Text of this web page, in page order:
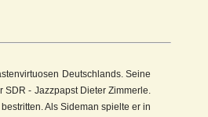
Deutschlands. Seine
- Jazzpapst Dieter Zimmerle.
Als Sideman spielte er in